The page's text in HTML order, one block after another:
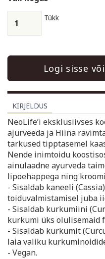
Tükk
Logi sisse
KIRJELDUS
NeoLife’i eksklusiivses
ajurveeda ja Hiina
tarkused tipptasemel
Nende inimtoidu
ainulaadne ayurveda
lipoehappega ning
- Sisaldab kaneeli
toiduvalmistamisel juba
- Sisaldab kurkumiini
kurkumi üks olulisemaid
- Sisaldab kurkumit
laia valiku
- Vegan.